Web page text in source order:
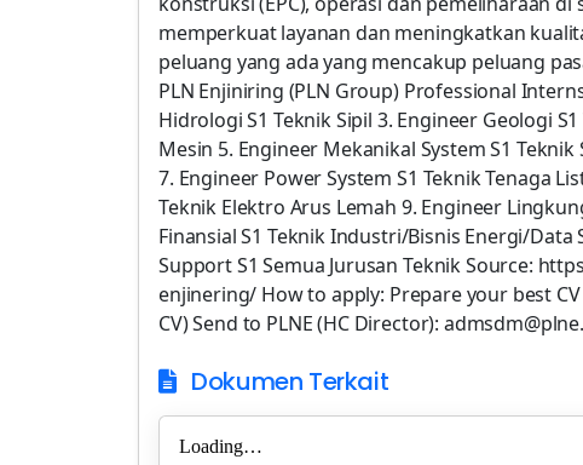
memperkuat layanan dan meningkatkan
peluang yang ada yang mencakup peluang
PLN Enjiniring (PLN Group) Professional
Hidrologi S1 Teknik Sipil 3. Engineer Geologi
Mesin 5. Engineer Mekanikal System S1
7. Engineer Power System S1 Teknik Tenaga
Teknik Elektro Arus Lemah 9. Engineer
Finansial S1 Teknik Industri/Bisnis Energi/
Support S1 Semua Jurusan Teknik Source:
enjinering/ How to apply: Prepare your best
CV) Send to PLNE (HC Director):
Dokumen Terkait